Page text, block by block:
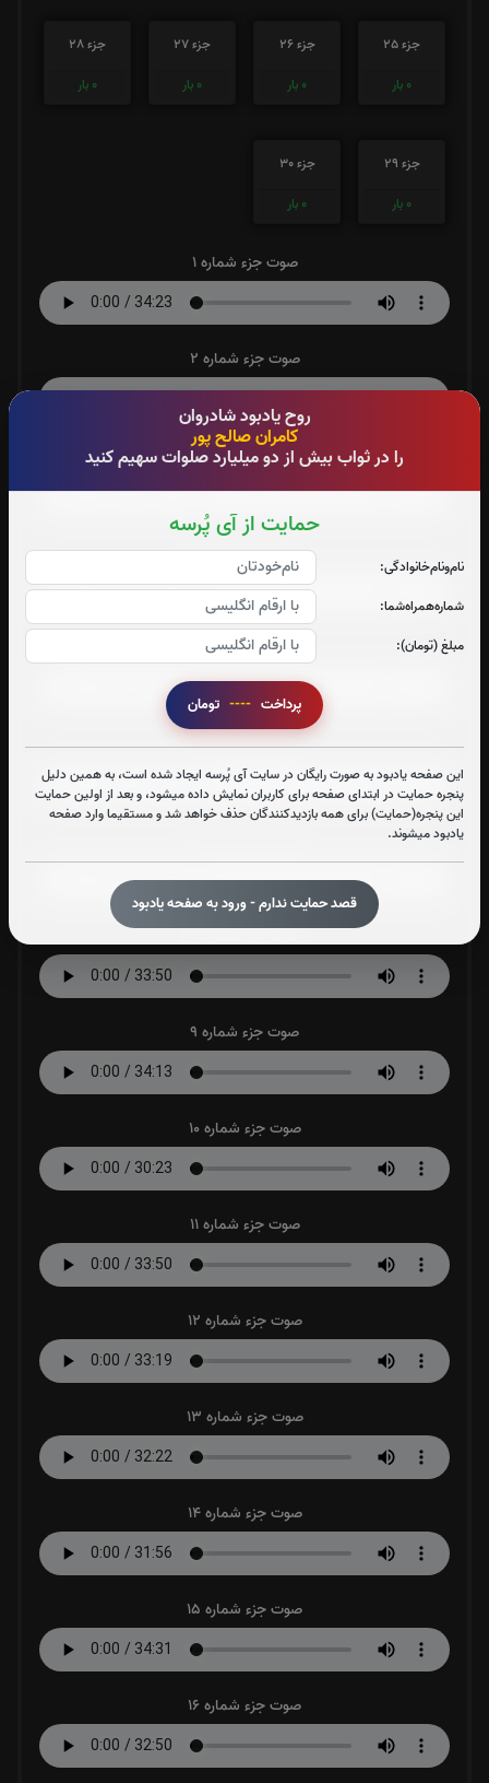
روح یادبود شادروان
کامران صالح پور
را در ثواب بیش از دو میلیارد صلوات سهیم کنید
حمایت از آی پُرسه
نام‌و‌نام‌خانوادگی:
شماره‌همراه‌شما:
مبلغ (تومان):
پرداخت ----
این صفحه یادبود به صورت رایگان در سایت آی پُرسه ایجاد شده است، به همین دلیل
پنجره حمایت در ابتدای صفحه برای کاربران نمایش داده میشود، و بعد از اولین حمایت
این پنجره(حمایت) برای همه بازدیدکنندگان حذف خواهد شد و مستقیما وارد صفحه
یادبود میشوند.
قصد حمایت ندارم - ورود به صفحه یادبود
جزء 25
0 بار
جزء 26
0 بار
جزء 27
0 بار
جزء 28
0 بار
جزء 29
0 بار
جزء 30
0 بار
صوت جزء شماره 1
صوت جزء شماره 2
صوت جزء شماره 3
صوت جزء شماره 4
صوت جزء شماره 5
صوت جزء شماره 6
صوت جزء شماره 8
صوت جزء شماره 9
صوت جزء شماره 10
صوت جزء شماره 11
صوت جزء شماره 12
صوت جزء شماره 13
صوت جزء شماره 14
صوت جزء شماره 15
صوت جزء شماره 16